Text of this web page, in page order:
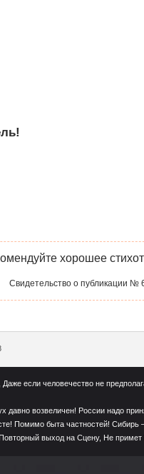
хорошее
Свидетельство о публикации №
если человечество не
давно возвеличен! России надо
Помимо быта частностей! Сибирь
выход на Сцену, Не примет